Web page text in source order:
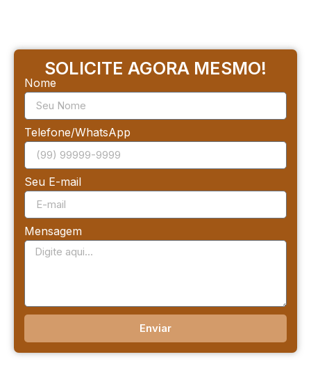
SOLICITE AGORA MESMO!
Nome
Telefone/WhatsApp
Seu E-mail
Mensagem
Enviar